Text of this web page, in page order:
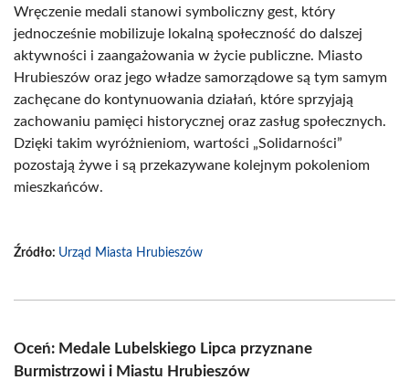
Wręczenie medali stanowi symboliczny gest, który
jednocześnie mobilizuje lokalną społeczność do dalszej
aktywności i zaangażowania w życie publiczne. Miasto
Hrubieszów oraz jego władze samorządowe są tym samym
zachęcane do kontynuowania działań, które sprzyjają
zachowaniu pamięci historycznej oraz zasług społecznych.
Dzięki takim wyróżnieniom, wartości „Solidarności”
pozostają żywe i są przekazywane kolejnym pokoleniom
mieszkańców.
Źródło: Urząd Miasta Hrubieszów
Oceń: Medale Lubelskiego Lipca przyznane
Burmistrzowi i Miastu Hrubieszów